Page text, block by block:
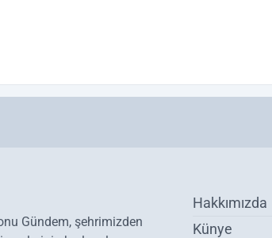
Gündem, şehrimizden
Hakkımızda
Künye